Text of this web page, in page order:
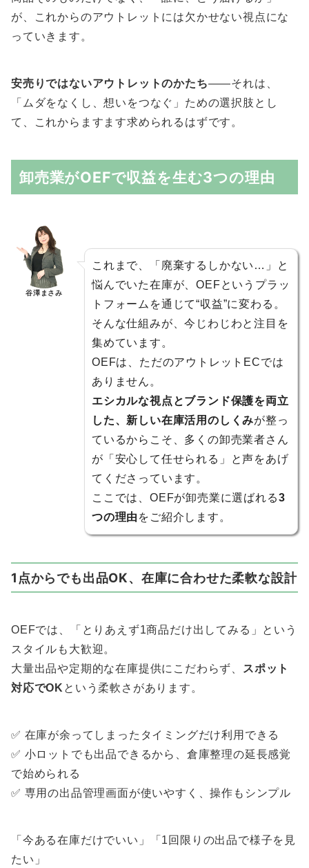
が、これからのアウトレットには欠かせない視点にな
っていきます。
安売りではないアウトレットのかたち——それは、
「ムダをなくし、想いをつなぐ」ための選択肢とし
て、これからますます求められるはずです。
卸売業がOEFで収益を生む3つの理由
谷澤まさみ
これまで、「廃棄するしかない…」と
悩んでいた在庫が、OEFというプラッ
トフォームを通じて“収益”に変わる。
そんな仕組みが、今じわじわと注目を
集めています。
OEFは、ただのアウトレットECでは
ありません。
エシカルな視点とブランド保護を両立
した、新しい在庫活用のしくみが整っ
ているからこそ、多くの卸売業者さん
が「安心して任せられる」と声をあげ
てくださっています。
ここでは、OEFが卸売業に選ばれる3
つの理由 をご紹介します。
1点からでも出品OK、在庫に合わせた柔軟な設計
OEFでは、「とりあえず1商品だけ出してみる」という
スタイルも大歓迎。
大量出品や定期的な在庫提供にこだわらず、
スポット
対応でOK という柔軟さがあります。
✅ 在庫が余ってしまったタイミングだけ利用できる
✅ 小ロットでも出品できるから、倉庫整理の延長感覚
で始められる
✅ 専用の出品管理画面が使いやすく、操作もシンプル
「今ある在庫だけでいい」「1回限りの出品で様子を見
たい」